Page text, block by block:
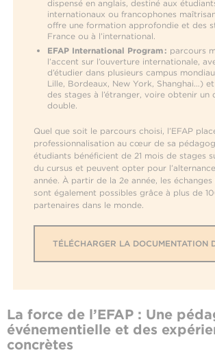
dispensé en anglais, destiné aux
internationaux ou francophones
offre une formation approfondie et des
France ou à l’international.
EFAP International Program : parcours
l’accent sur l’ouverture internationale,
d’étudier dans plusieurs campus
Lille, Bordeaux, New York, Shanghai…)
des stages à l’étranger, voire obtenir un
double.
Quel que soit le parcours choisi, l’EFAP
professionnalisation au cœur de sa
étudiants bénéficient de 21 mois de stages
du cursus et peuvent opter pour
année. À partir de la 2e année, les
sont également possibles grâce à plus de
partenaires dans le monde.
TÉLÉCHARGER LA DOCUMENTATION
La force de l’EFAP : Une
événementielle et des
concrètes